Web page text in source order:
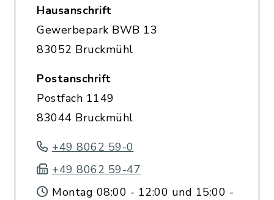
Hausanschrift
Gewerbepark BWB 13
83052 Bruckmühl
Postanschrift
Postfach 1149
83044 Bruckmühl
+49 8062 59-0
+49 8062 59-47
Montag 08:00 - 12:00 und 15:00 -